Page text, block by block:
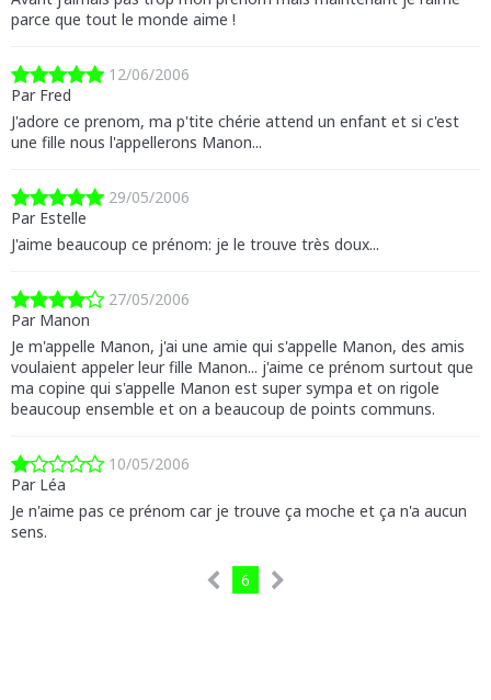
parce que tout le monde aime !
12/06/2006
Par Fred
J'adore ce prenom, ma p'tite chérie attend un enfant et si c'est
une fille nous l'appellerons Manon...
29/05/2006
Par Estelle
J'aime beaucoup ce prénom: je le trouve très doux...
27/05/2006
Par Manon
Je m'appelle Manon, j'ai une amie qui s'appelle Manon, des amis
voulaient appeler leur fille Manon... j'aime ce prénom surtout que
ma copine qui s'appelle Manon est super sympa et on rigole
beaucoup ensemble et on a beaucoup de points communs.
10/05/2006
Par Léa
Je n'aime pas ce prénom car je trouve ça moche et ça n'a aucun
sens.
6